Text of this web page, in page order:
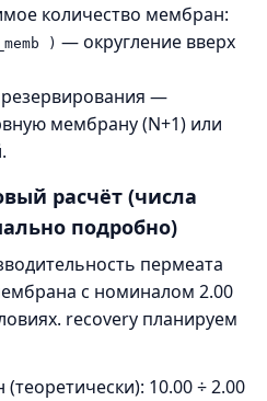
количество мембран:
) — округление вверх
резервирования —
мембрану (N+1) или
расчёт (числа
подробно)
пермеата
с номиналом 2.00
recovery планируем
10.00 ÷ 2.00